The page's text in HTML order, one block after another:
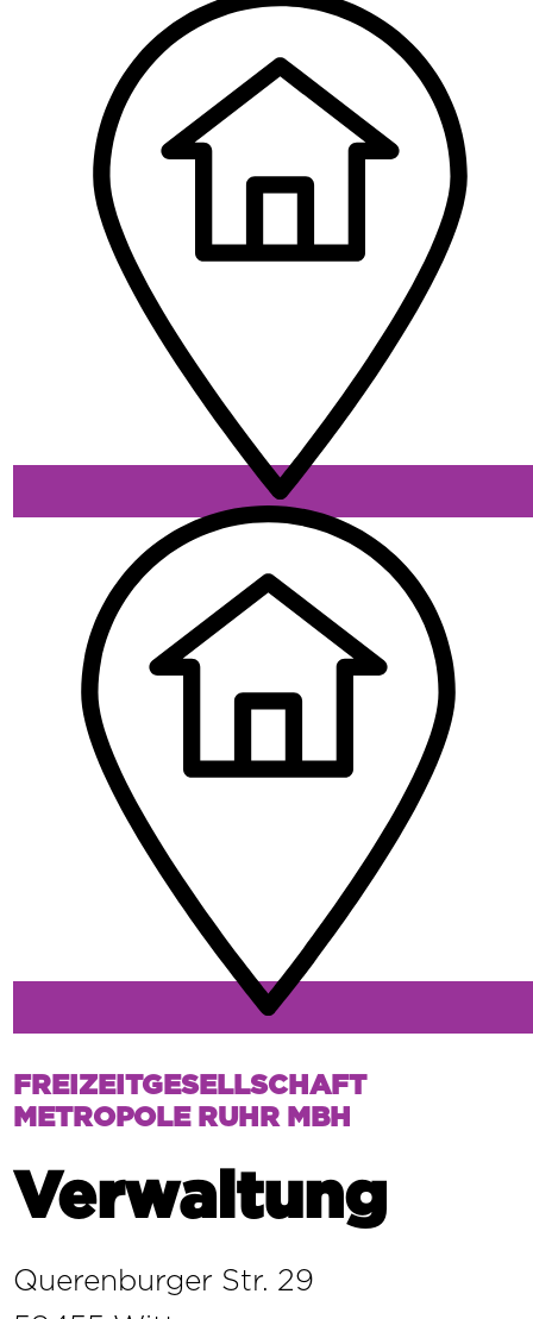
FREIZEITGESELLSCHAFT
METROPOLE RUHR MBH
Verwaltung
Querenburger Str. 29